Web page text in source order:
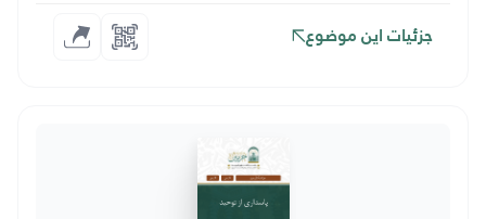
جزئیات این موضوع